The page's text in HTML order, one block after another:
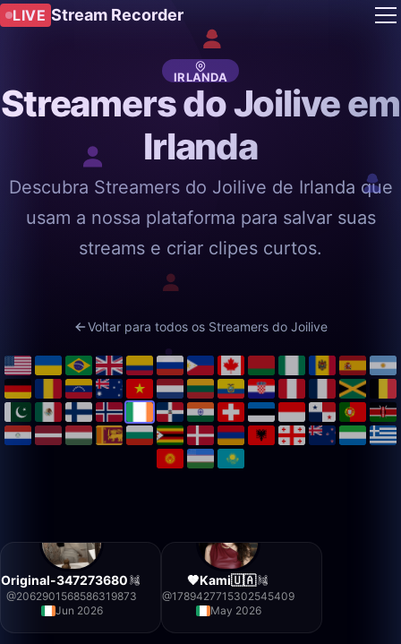
LIVE Stream Recorder
IRLANDA
Streamers do Joilive em
Irlanda
Descubra Streamers do Joilive de Irlanda que
usam a nossa plataforma para salvar suas
streams e criar clipes curtos.
Voltar para todos os Streamers do Joilive
Original-347273680
@2062901568586319873
Jun 2026
🤎Kami🇺🇦
@1789427715302545409
May 2026